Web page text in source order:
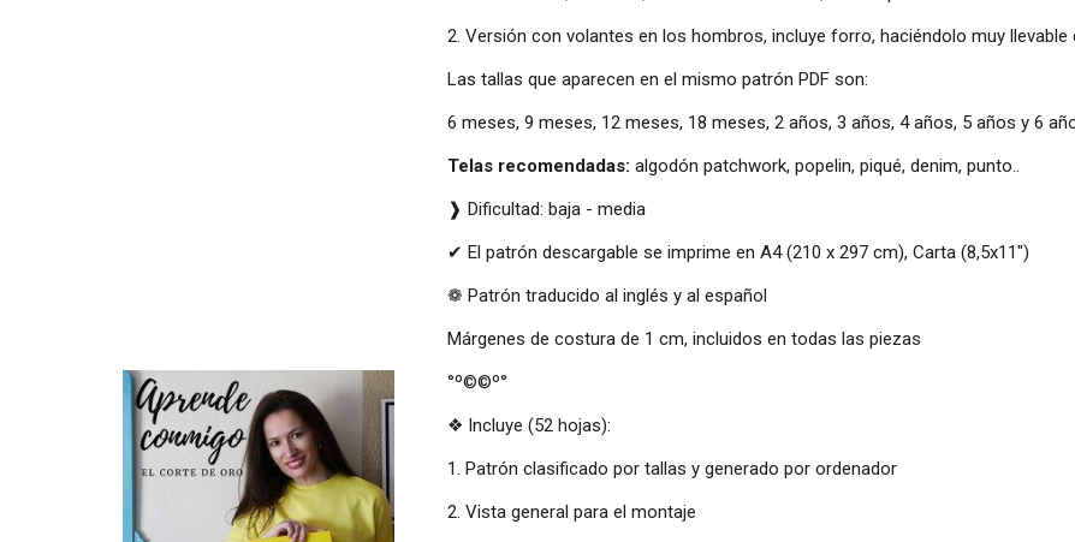
2. Versión con volantes en los hombros, incluye forro, haciéndolo muy llevable
Las tallas que aparecen en el mismo patrón PDF son:
6 meses, 9 meses, 12 meses, 18 meses, 2 años, 3 años, 4 años, 5 años y 6
Telas recomendadas: algodón patchwork, popelin, piqué, denim, punto..
❱ Dificultad: baja - media
✔ El patrón descargable se imprime en A4 (210 x 297 cm), Carta (8,5x11")
❁ Patrón traducido al inglés y al español
Márgenes de costura de 1 cm, incluidos en todas las piezas
°º©©º°
❖ Incluye (52 hojas):
1. Patrón clasificado por tallas y generado por ordenador
2. Vista general para el montaje